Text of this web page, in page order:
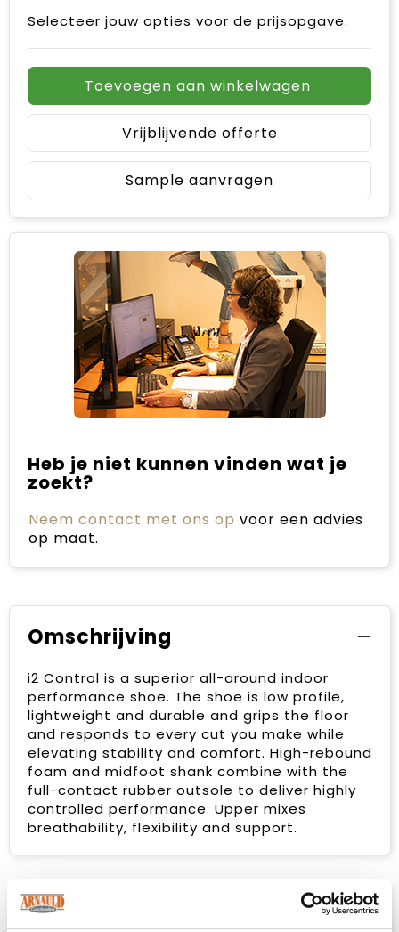
Selecteer jouw opties voor de prijsopgave.
Toevoegen aan winkelwagen
Vrijblijvende offerte
Sample aanvragen
Heb je niet kunnen vinden wat je
zoekt?
Neem contact met ons op voor een advies
op maat.
Omschrijving
i2 Control is a superior all-around indoor
performance shoe. The shoe is low profile,
lightweight and durable and grips the floor
and responds to every cut you make while
elevating stability and comfort. High-rebound
foam and midfoot shank combine with the
full-contact rubber outsole to deliver highly
controlled performance. Upper mixes
breathability, flexibility and support.
Specificaties